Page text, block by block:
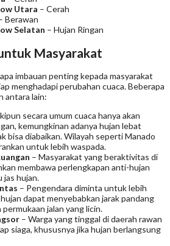
Utara – Cerah
Berawan
Selatan – Hujan Ringan
Masyarakat
imbauan penting kepada masyarakat
menghadapi perubahan cuaca. Beberapa
antara lain:
secara umum cuaca hanya akan
kemungkinan adanya hujan lebat
bisa diabaikan. Wilayah seperti Manado
untuk lebih waspada.
– Masyarakat yang beraktivitas di
membawa perlengkapan anti-hujan
jas hujan.
– Pengendara diminta untuk lebih
dapat menyebabkan jarak pandang
jalan yang licin.
– Warga yang tinggal di daerah rawan
siaga, khususnya jika hujan berlangsung